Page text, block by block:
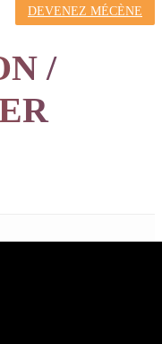
DEVENEZ MÉCÈNE
/